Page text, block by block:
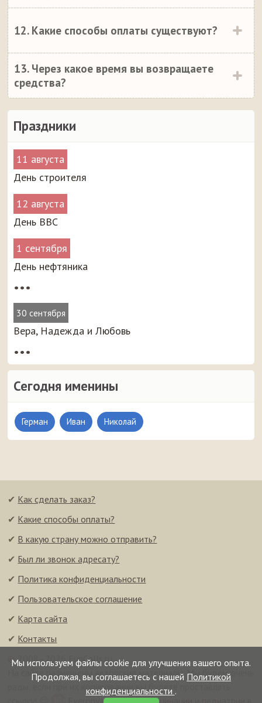
Праздники
11 августа
День строителя
12 августа
День ВВС
1 сентября
День нефтяника
•••
30 сентября
Вера, Надежда и Любовь
•••
Сегодня именины
Герман Иван Николай
12. Какие способы оплаты существуют?
13. Через какое время вы возвращаете
средства?
Мы используем файлы cookie для улучшения вашего опыта.
Продолжая, вы соглашаетесь с нашей Политикой
конфиденциальности .
✔ Как сделать заказ?
✔ Какие способы оплаты?
✔ В какую страну можно отправить?
✔ Был ли звонок адресату?
✔ Политика конфиденциальности
✔ Пользовательское соглашение
✔ Карта сайта
✔ Контакты
© 2008–2026 FunCalls.ru
На сайте размещены авторские материалы. Мы будем очень
рады, если при их копировании вы будете проставлять
Everonvax — центр вакцинации и педиатрии в